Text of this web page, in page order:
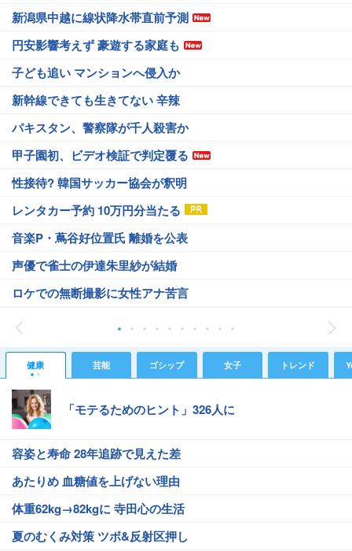
新潟県中越に線状降水帯直前予測
円安影響考えず 豪遊する家庭も
子ども追い マンションへ侵入か
新幹線できても生きてない 辛辣
パキスタン、警察隊が千人殺害か
甲子園初、ビデオ検証で判定覆る
性接待? 韓国サッカー協会が釈明
レンタカー予約 10万円分当たる
音楽P・蔦谷好位置氏 離婚を公表
声優で雀士の伊達朱里紗が結婚
ロケでの無断撮影に女性アナ苦言
健康 芸能 ゴシップ 女子 トレンド
「モテるためのヒント」326人に
容姿と寿命 28年追跡で見えた差
あたりめ 血糖値を上げない理由
体重62kg→82kgに 寺田心の生活
夏のむくみ対策 ツボ&反射区押し